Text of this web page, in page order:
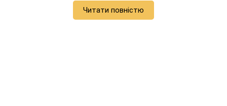
Читати повністю